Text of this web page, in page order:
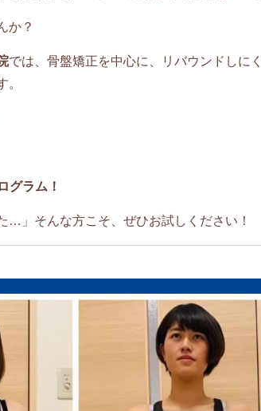
か？
では、骨盤矯正を中心に、リバウンドしに
。
グラム！
…」そんな方こそ、ぜひお試しください！